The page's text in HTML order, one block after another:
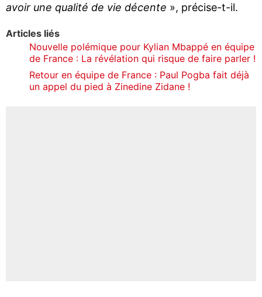
avoir une qualité de vie décente », précise-t-il.
Articles liés
Nouvelle polémique pour Kylian Mbappé en équipe
de France : La révélation qui risque de faire parler !
Retour en équipe de France : Paul Pogba fait déjà
un appel du pied à Zinedine Zidane !